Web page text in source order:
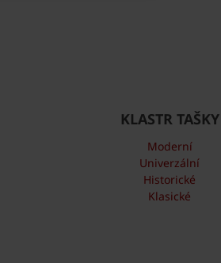
KLASTR TAŠKY
Moderní
Univerzální
Historické
Klasické